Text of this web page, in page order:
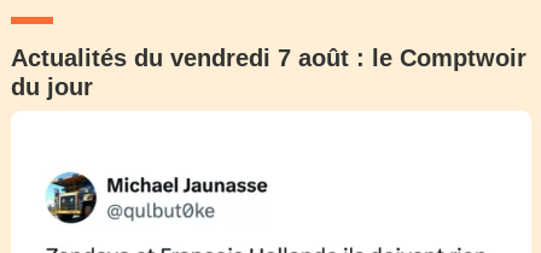
Actualités du vendredi 7 août : le Comptwoir
du jour